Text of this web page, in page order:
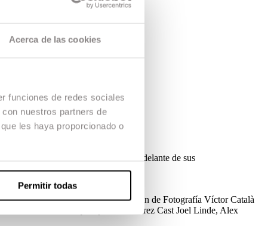
Acerca de las cookies
funciones de redes sociales
nuestros partners de
les haya proporcionado o
Permitir todas
su integración burlándose de él delante de sus
de ProducciónJuan Vilató Dirección de Fotografía Víctor Català
África Pérez Cast Joel Linde, Alex